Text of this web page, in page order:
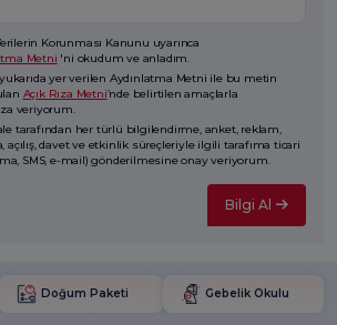
Korunması Kanunu uyarınca
Metni 'ni okudum ve anladım.
yer verilen Aydınlatma Metni ile bu metin
Açık Rıza Metni’nde belirtilen amaçlarla
veriyorum.
tarafından her türlü bilgilendirme, anket, reklam,
açılış, davet ve etkinlik süreçleriyle ilgili tarafıma ticari
SMS, e-mail) gönderilmesine onay veriyorum.
Bilgi Al
Doğum Paketi Gebelik Okulu